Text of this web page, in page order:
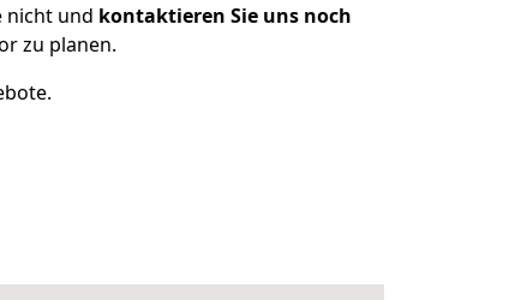
nicht und kontaktieren Sie uns noch
zu planen.